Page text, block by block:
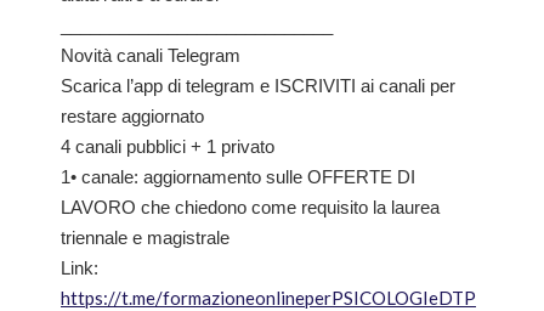
Novità canali Telegram
Scarica l’app di telegram e ISCRIVITI ai canali per
restare aggiornato
4 canali pubblici + 1 privato
1• canale: aggiornamento sulle OFFERTE DI
LAVORO che chiedono come requisito la laurea
triennale e magistrale
Link:
https://t.me/formazioneonlineperPSICOLOGIeDTP